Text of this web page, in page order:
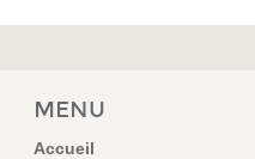
MENU
Accueil